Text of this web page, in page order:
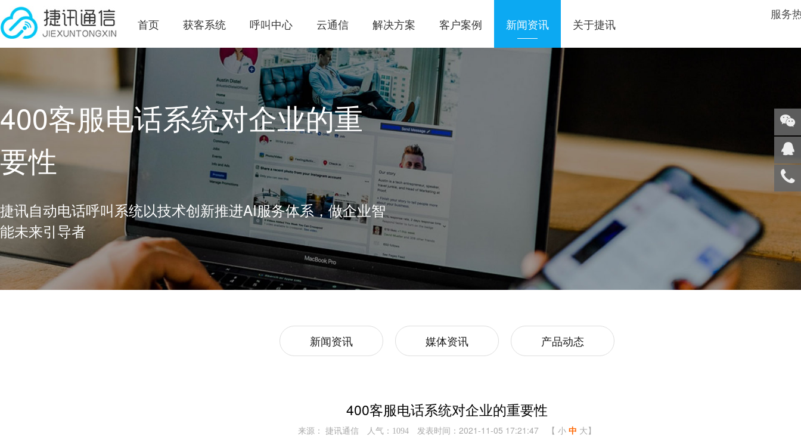
服务
首页 获客系统 呼叫中心 云通信 解决方案 客户案例 新闻资讯 关于捷讯
400客服电话系统对企业的重
要性
捷讯自动电话呼叫系统以技术创新推进AI服务体系，做企业智
能未来引导者
新闻资讯 媒体资讯 产品动态
400客服电话系统对企业的重要性
来源： 捷讯通信 人气： 1094 发表时间：2021-11-05 17:21:47 【 小 中 大】
关注
微信
在线
客服
顶部